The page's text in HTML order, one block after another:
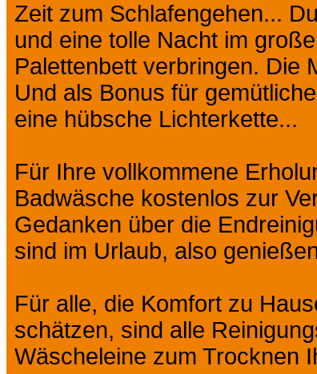
Zeit zum Schlafengehen...
und eine tolle Nacht im
Palettenbett verbringen. Die
Und als Bonus für
eine hübsche Lichterkette...
Für Ihre vollkommene
Badwäsche kostenlos zur
Gedanken über die
sind im Urlaub, also
Für alle, die Komfort zu
schätzen, sind alle
Wäscheleine zum Trocknen